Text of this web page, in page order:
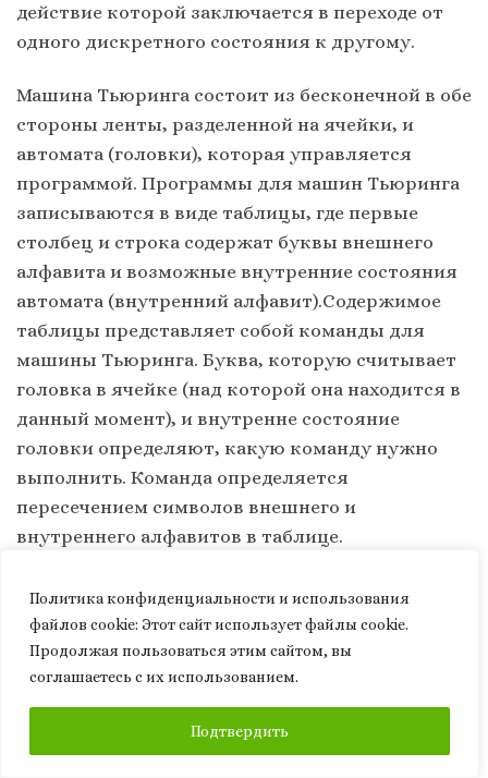
Политика конфиденциальности и использования
файлов сookie: Этот сайт использует файлы cookie.
Продолжая пользоваться этим сайтом, вы
соглашаетесь с их использованием.
Подтвердить
действие которой заключается в переходе от
одного дискретного состояния к другому.
Машина Тьюринга состоит из бесконечной в обе
стороны ленты, разделенной на ячейки, и
автомата (головки), которая управляется
программой. Программы для машин Тьюринга
записываются в виде таблицы, где первые
столбец и строка содержат буквы внешнего
алфавита и возможные внутренние состояния
автомата (внутренний алфавит).Содержимое
таблицы представляет собой команды для
машины Тьюринга. Буква, которую считывает
головка в ячейке (над которой она находится в
данный момент), и внутренне состояние
головки определяют, какую команду нужно
выполнить. Команда определяется
пересечением символов внешнего и
внутреннего алфавитов в таблице.